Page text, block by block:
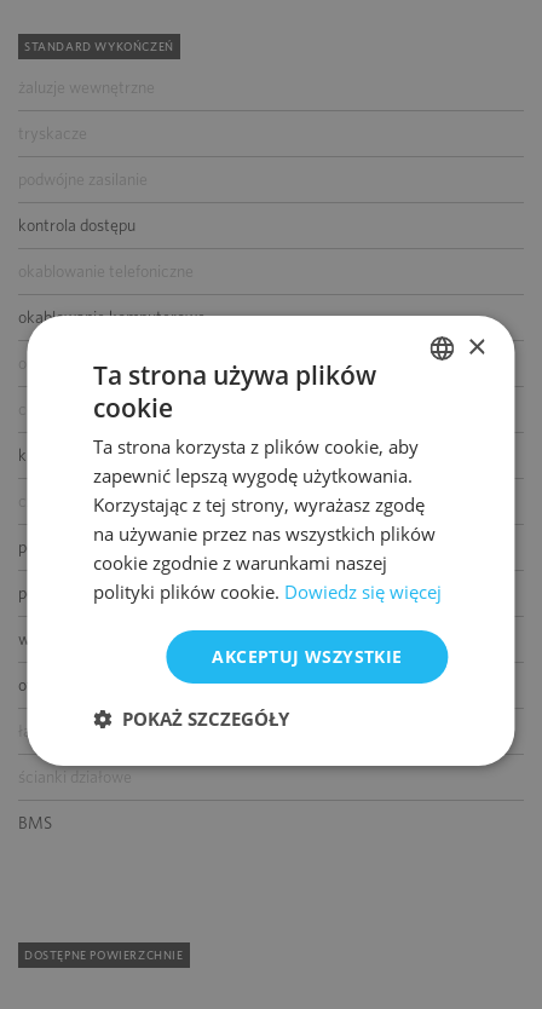
STANDARD WYKOŃCZEŃ
żaluzje wewnętrzne
tryskacze
podwójne zasilanie
kontrola dostępu
okablowanie telefoniczne
okablowanie komputerowe
okablowanie elektryczne
centrala telefoniczna
klimatyzacja
czujniki dymu i ciepła
podnoszone podłogi
podwieszane sufity
wykładziny
otwierane okna
łącze światłowodowe
ścianki działowe
BMS
DOSTĘPNE POWIERZCHNIE
ENGLISH
×
Ta strona używa plików
cookie
Ta strona korzysta z plików cookie, aby
zapewnić lepszą wygodę użytkowania.
Korzystając z tej strony, wyrażasz zgodę
na używanie przez nas wszystkich plików
cookie zgodnie z warunkami naszej
polityki plików cookie. Dowiedz się więcej
AKCEPTUJ WSZYSTKIE
POKAŻ SZCZEGÓŁY